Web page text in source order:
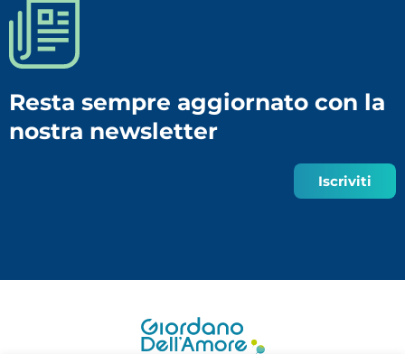
Resta sempre aggiornato con la
nostra newsletter
Iscriviti